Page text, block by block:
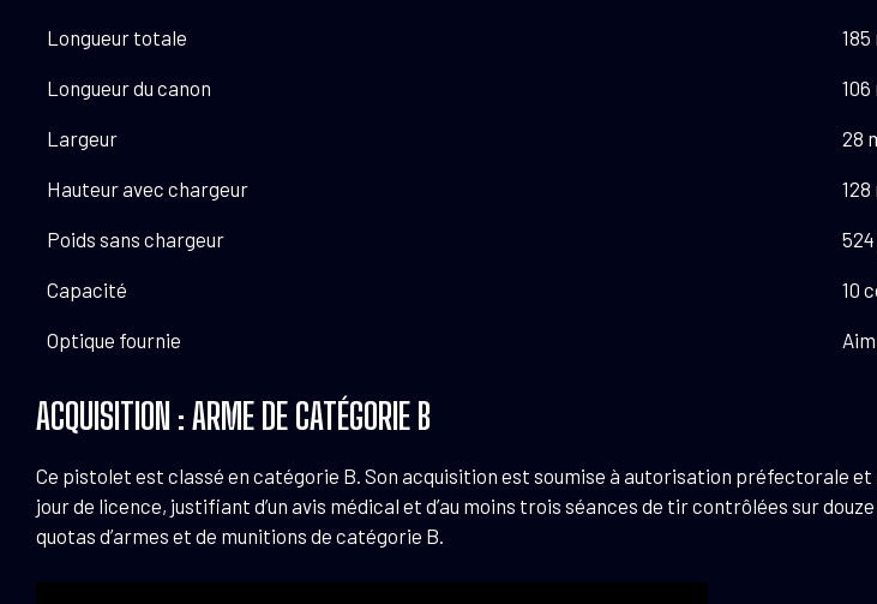
Longueur totale 185
Longueur du canon 106
Largeur 28
Hauteur avec chargeur 128
Poids sans chargeur 524
Capacité 10
Optique fournie
ACQUISITION : ARME DE CATÉGORIE B
Ce pistolet est classé en catégorie B. Son acquisition est soumise à autorisation préfectorale
jour de licence, justifiant d’un avis médical et d’au moins trois séances de tir contrôlées sur
quotas d’armes et de munitions de catégorie B.